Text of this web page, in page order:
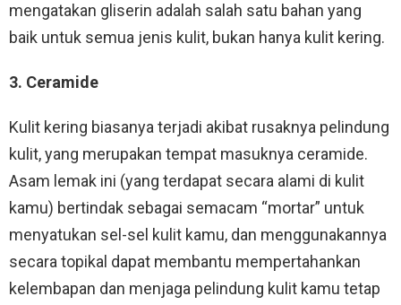
mengatakan gliserin adalah salah satu bahan yang
baik untuk semua jenis kulit, bukan hanya kulit kering.
3. Ceramide
Kulit kering biasanya terjadi akibat rusaknya pelindung
kulit, yang merupakan tempat masuknya ceramide.
Asam lemak ini (yang terdapat secara alami di kulit
kamu) bertindak sebagai semacam “mortar” untuk
menyatukan sel-sel kulit kamu, dan menggunakannya
secara topikal dapat membantu mempertahankan
kelembapan dan menjaga pelindung kulit kamu tetap